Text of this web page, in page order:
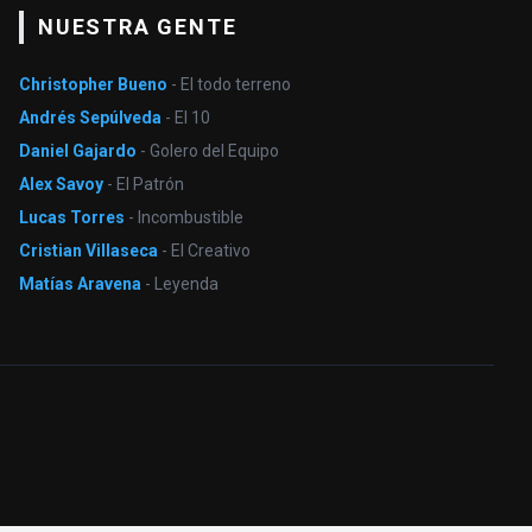
NUESTRA GENTE
Christopher Bueno - El todo terreno
Andrés Sepúlveda - El 10
Daniel Gajardo - Golero del Equipo
Alex Savoy - El Patrón
Lucas Torres - Incombustible
Cristian Villaseca - El Creativo
Matías Aravena - Leyenda